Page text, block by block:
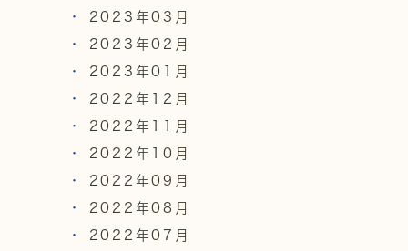
2023年03月
2023年02月
2023年01月
2022年12月
2022年11月
2022年10月
2022年09月
2022年08月
2022年07月